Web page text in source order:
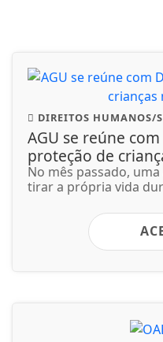
DIREITOS HUMANOS/
AGU se reúne
proteção de
No mês passado,
tirar a própria vida